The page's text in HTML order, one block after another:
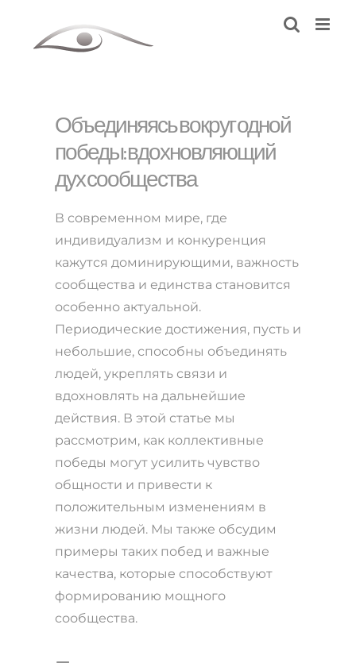
content
Объединяясь вокруг одной
победы: вдохновляющий
дух сообщества
В современном мире, где
индивидуализм и конкуренция
кажутся доминирующими, важность
сообщества и единства становится
особенно актуальной.
Периодические достижения, пусть и
небольшие, способны объединять
людей, укреплять связи и
вдохновлять на дальнейшие
действия. В этой статье мы
рассмотрим, как коллективные
победы могут усилить чувство
общности и привести к
положительным изменениям в
жизни людей. Мы также обсудим
примеры таких побед и важные
качества, которые способствуют
формированию мощного
сообщества.